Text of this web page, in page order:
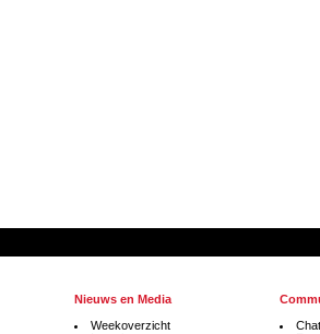
Nieuws en Media
Weekoverzicht
Chat